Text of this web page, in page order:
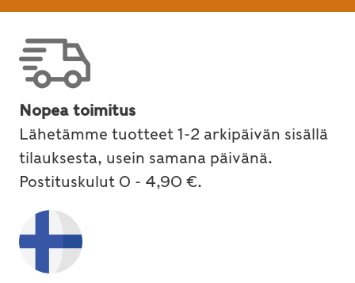
Nopea toimitus
Lähetämme tuotteet 1-2 arkipäivän sisällä
tilauksesta, usein samana päivänä.
Postituskulut 0 - 4,90 €.